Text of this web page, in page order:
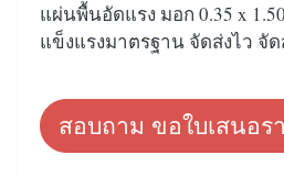
แผ่นพื้นอัดแรง มอก 0.35 x
แข็งแรงมาตรฐาน จัดส่งไว จั
สอบถาม ขอใบเสนอร